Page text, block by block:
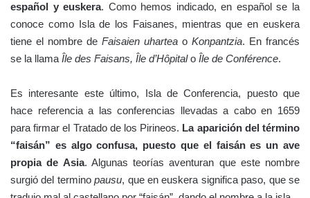
español y euskera. Como hemos indicado, en español se la
conoce como Isla de los Faisanes, mientras que en euskera
tiene el nombre de Faisaien uhartea o Konpantzia. En francés
se la llama Île des Faisans, Île d’Hôpitalo Île de Conférence.
Es interesante este último, Isla de Conferencia, puesto que
hace referencia a las conferencias llevadas a cabo en 1659
para firmar el Tratado de los Pirineos. La aparición del término
“faisán” es algo confusa, puesto que el faisán es un ave
propia de Asia. Algunas teorías aventuran que este nombre
surgió del terminopausu, que en euskera significa paso, que se